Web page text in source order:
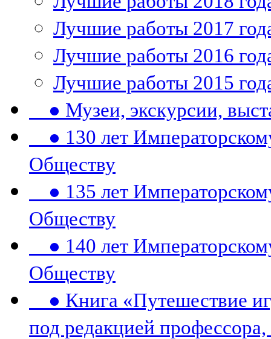
Лучшие работы 2017
Лучшие работы 2016
Лучшие работы 2015
● Музеи, экскурсии,
● 130 лет
Обществу
● 135 лет
Обществу
● 140 лет
Обществу
● Книга «Путешествие
под редакцией